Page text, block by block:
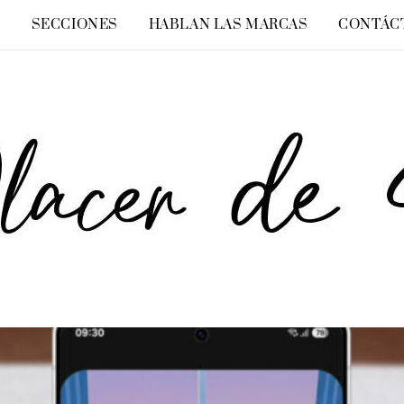
SECCIONES HABLAN LAS MARCAS